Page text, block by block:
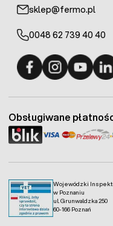
profesjonalnym.
sklep@fermo.pl
0048 62 739 40 40
Wojewódzki
w Poznaniu
ul. Grunwaldzka 250
60-166 Poznań
Obsługiwane